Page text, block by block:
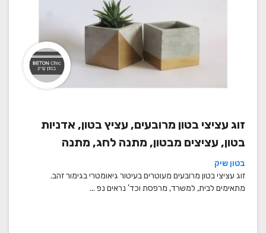
זוג עציצי בטון מרובעים, עציץ בטון, אדניות
בטון, עציצים מבטון, מתנה לחג, מתנה
לעובדים, מתנות לחנוכת בית, עציצים מתנה,
מתנה, מתנות מיוחדות
בטון שיק
זוג עציצי בטון מרובעים מעוטרים בעיטור גיאומטרי בגימור זהב.
מתאימים לבית, למשרד, מרפסת וכד' נראים נפ ...